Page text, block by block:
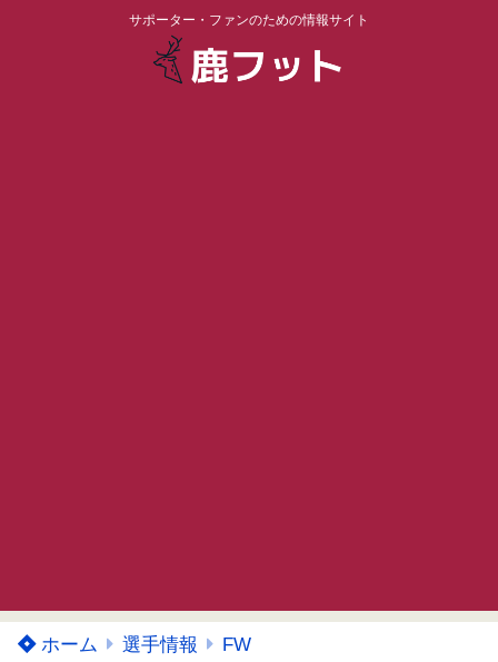
サポーター・ファンのための情報サイト
ホーム 選手情報 FW